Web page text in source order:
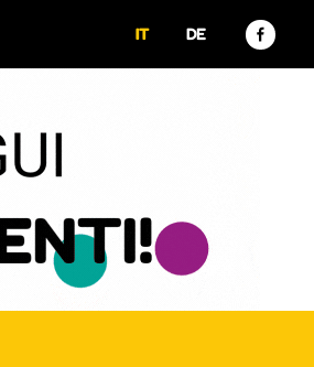
IT DE